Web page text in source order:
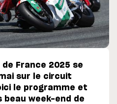
de France 2025 se
sur le circuit
le programme et
beau week-end de